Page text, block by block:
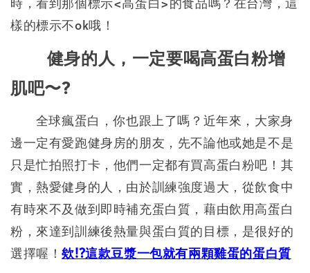
樣的標示不ok哦！
健身的人，一定要喝高蛋白粉增
肌吧〜?
全球瘋蛋白，你也跟上了嗎？近年來，大家身
邊一定有愛跑健身房的朋友，先不論他或她是不是
只是忙拍照打卡，他們一定都有買高蛋白粉吧！其
實，熱愛健身的人，由於訓練強度過大，從飲食中
有時來不及做到即時補充蛋白質，藉由飲用高蛋白
粉，來達到訓練後熱量與蛋白質的目標，是很好的
選擇喔！欸!?這款豆漿一包就有兩顆雞蛋的蛋白質